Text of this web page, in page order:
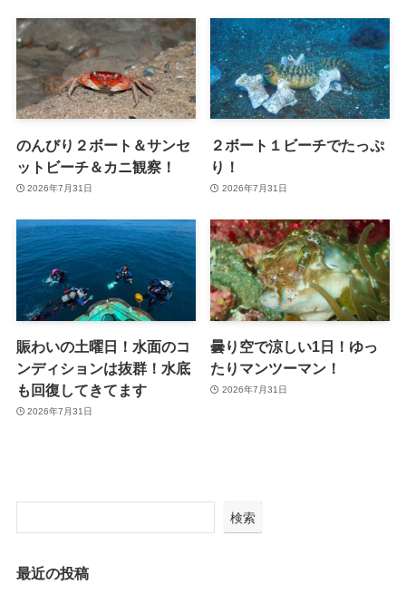
のんびり２ボート＆サンセ
ットビーチ＆カニ観察！
2026年7月31日
２ボート１ビーチでたっぷ
り！
2026年7月31日
賑わいの土曜日！水面のコ
ンディションは抜群！水底
も回復してきてます
2026年7月31日
曇り空で涼しい1日！ゆっ
たりマンツーマン！
2026年7月31日
検索
最近の投稿